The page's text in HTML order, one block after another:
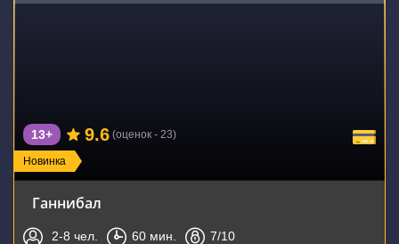
Новинка
13+ 9.6 (оценок - 23)
Ганнибал
2-8 чел. 60 мин. 7/10